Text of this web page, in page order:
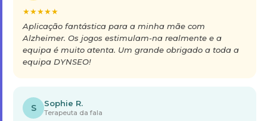
★★★★★
Aplicação fantástica para a minha mãe com
Alzheimer. Os jogos estimulam-na realmente e a
equipa é muito atenta. Um grande obrigado a toda a
equipa DYNSEO!
S Sophie R.
Terapeuta da fala